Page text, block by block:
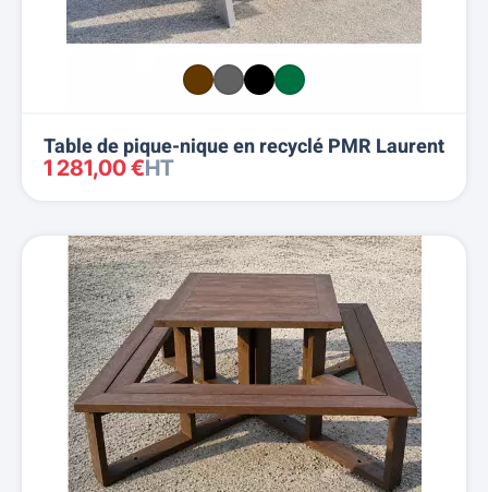
Table de pique-nique en recyclé PMR Laurent
1 281,00 €HT